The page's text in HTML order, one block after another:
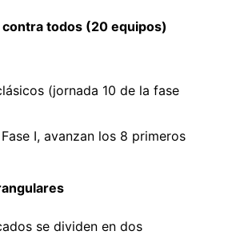
contra todos (20 equipos)
(jornada 10 de la fase
I, avanzan los 8 primeros
se dividen en dos